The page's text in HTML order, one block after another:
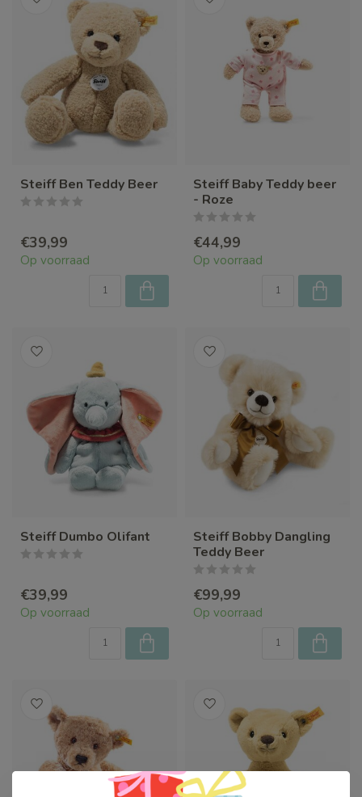
Steiff Ben Teddy Beer
€39,99
Op voorraad
Steiff Baby Teddy beer
- Roze
€44,99
Op voorraad
Steiff Dumbo Olifant
€39,99
Op voorraad
Steiff Bobby Dangling
Teddy Beer
€99,99
Op voorraad